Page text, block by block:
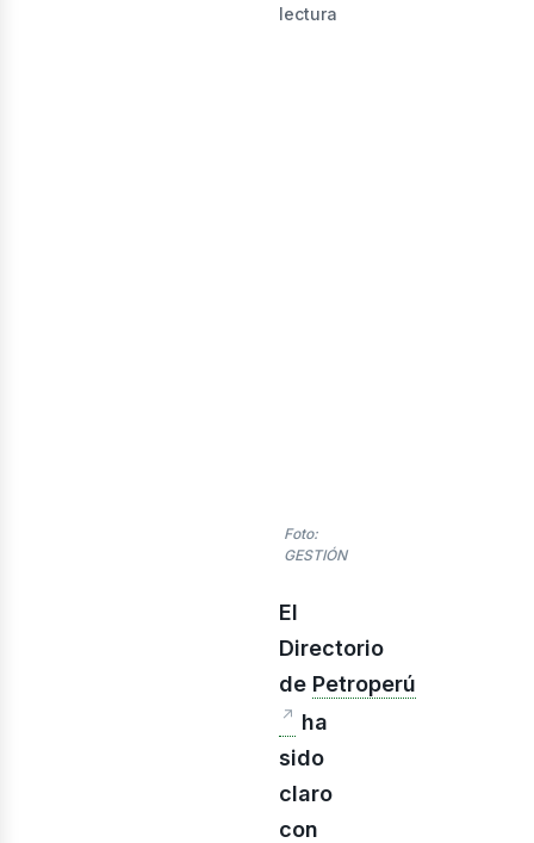
lectura
Foto:
GESTIÓN
El
Directorio
de Petroperú
ha
sido
claro
con